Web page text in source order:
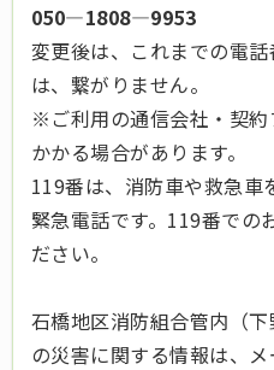
050―1808―9953
変更後は、これまでの電
は、繋がりません。
※ご利用の通信会社・契
かかる場合があります。
119番は、消防車や救急車
緊急電話です。119番での
ださい。
石橋地区消防組合管内（下
の災害に関する情報は、